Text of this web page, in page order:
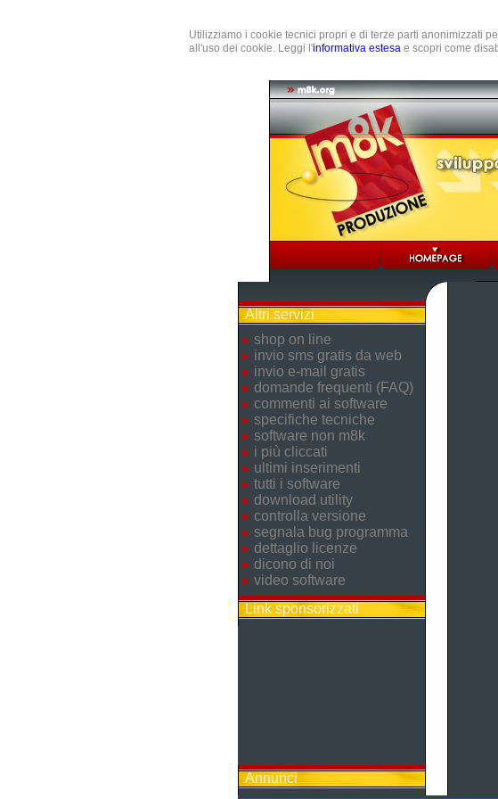
Utilizziamo i cookie tecnici propri e di terze parti anonimizzati
all'uso dei cookie. Leggi l'informativa estesa e scopri come
Altri servizi
shop on line
invio sms gratis da web
invio e-mail gratis
domande frequenti (FAQ)
commenti ai software
specifiche tecniche
software non m8k
i più cliccati
ultimi inserimenti
tutti i software
download utility
controlla versione
segnala bug programma
dettaglio licenze
dicono di noi
video software
Link sponsorizzati
Annunci